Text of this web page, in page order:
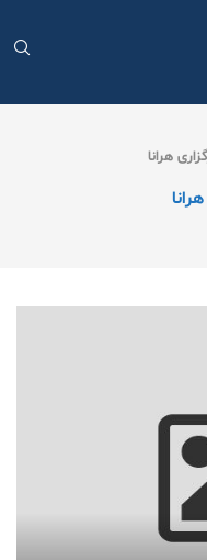
هرانا